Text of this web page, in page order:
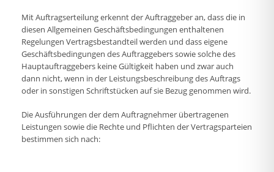
Mit Auftragserteilung erkennt der Auftraggeber an, dass die in
diesen Allgemeinen Geschäftsbedingungen enthaltenen
Regelungen Vertragsbestandteil werden und dass eigene
Geschäftsbedingungen des Auftraggebers sowie solche des
Hauptauftraggebers keine Gültigkeit haben und zwar auch
dann nicht, wenn in der Leistungsbeschreibung des Auftrags
oder in sonstigen Schriftstücken auf sie Bezug genommen wird.
Die Ausführungen der dem Auftragnehmer übertragenen
Leistungen sowie die Rechte und Pflichten der Vertragsparteien
bestimmen sich nach: